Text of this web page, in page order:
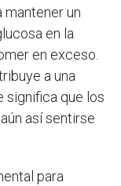
mantener un
en la
en exceso.
a una
significa que los
así sentirse
para